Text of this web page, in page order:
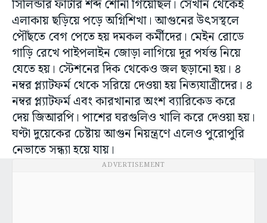
সিলিন্ডার ফাটার শব্দ শোনা গিয়েছিল। সেখান থেকেই
এলাকায় ছড়িয়ে পড়ে অগ্নিশিখা। আগুনের উৎসস্থলে
পৌঁছতে বেগ পেতে হয় দমকল কর্মীদের। মেইন রোডে
গাড়ি রেখে পাইপলাইন জোড়া লাগিয়ে দূর পর্যন্ত নিয়ে
যেতে হয়। স্টেশনের দিক থেকেও জল ছড়ানো হয়। ৪
নম্বর প্ল্যাটফর্ম থেকে সরিয়ে দেওয়া হয় নিত্যযাত্রীদের। ৪
নম্বর প্ল‍্যাটফর্ম এবং কারখানার অংশ ব‍্যারিকেড করে
দেয় জিআরপি। পাশের ঘরগুলিও খালি করে দেওয়া হয়।
ঘণ্টা দুয়েকের চেষ্টায় আগুন নিয়ন্ত্রণে এলেও পুরোপুরি
নেভাতে সন্ধ্যা হয়ে যায়।
ADVERTISEMENT